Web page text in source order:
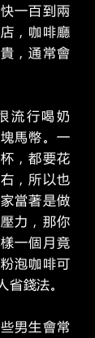
一百到兩
，咖啡廳
，通常會
流行喝奶
馬幣。一
，都要花
，所以也
當著是做
力，那你
一個月竟
泡咖啡可
錢法。
男生會常